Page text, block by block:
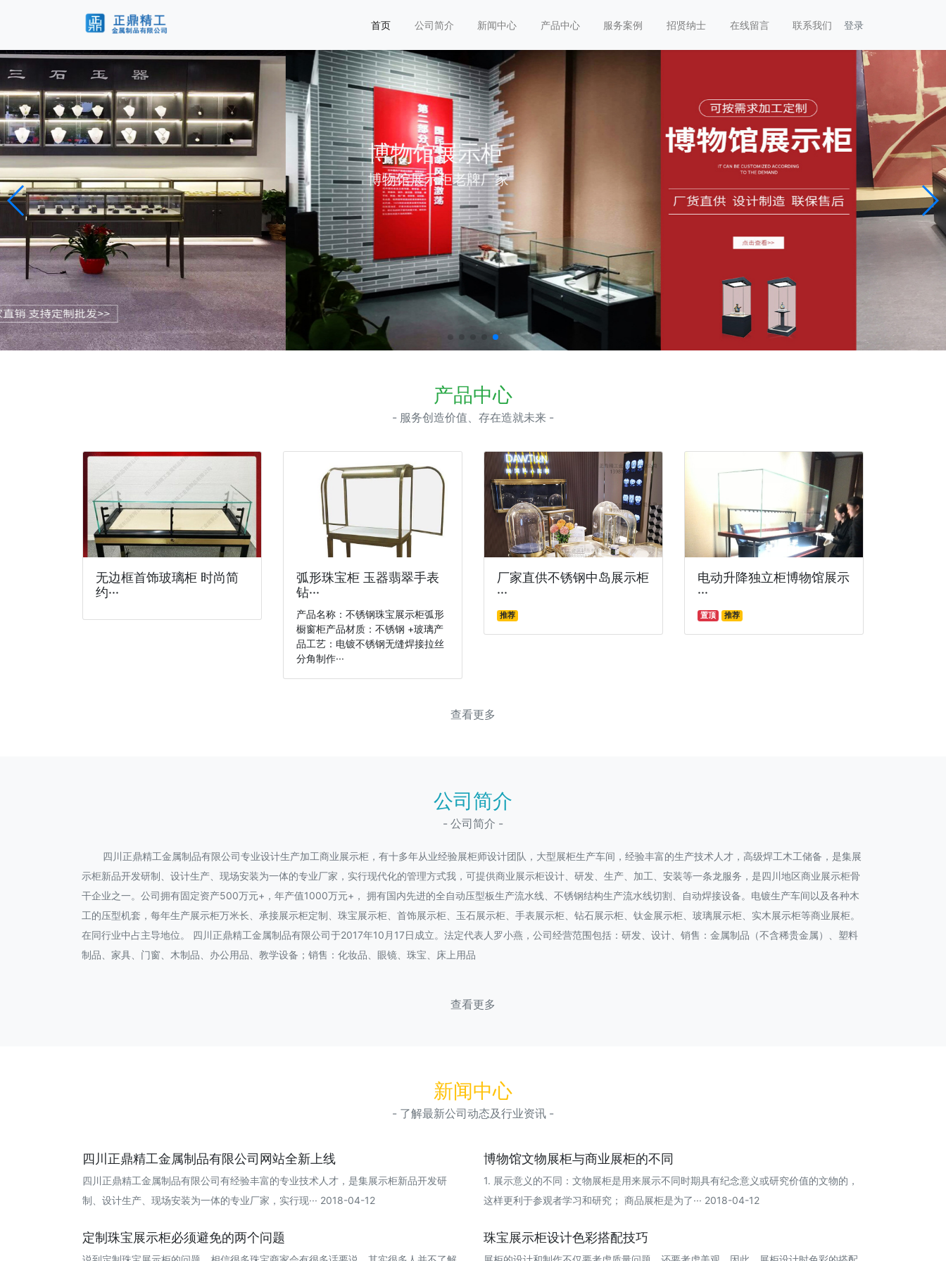
首页 公司简介 新闻中心 产品中心 服务案例 招贤纳士 在线留言 联系我们 登录
博物馆展示柜
博物馆展示柜老牌厂家
产品中心
- 服务创造价值、存在造就未来 -
无边框首饰玻璃柜 时尚简
约···
弧形珠宝柜 玉器翡翠手表
钻···
产品名称：不锈钢珠宝展示柜弧形
橱窗柜产品材质：不锈钢 +玻璃产
品工艺：电镀不锈钢无缝焊接拉丝
分角制作···
厂家直供不锈钢中岛展示柜
···
推荐
电动升降独立柜博物馆展示
···
置顶 推荐
查看更多
公司简介
- 公司简介 -
四川正鼎精工金属制品有限公司专业设计生产加工商业展示柜，有十多年从业经验展柜师设计团队，大型展柜生产车间，经验丰富的生产技术人才，高级焊工木工储备，是集展
示柜新品开发研制、设计生产、现场安装为一体的专业厂家，实行现代化的管理方式我，可提供商业展示柜设计、研发、生产、加工、安装等一条龙服务，是四川地区商业展示柜骨
干企业之一。公司拥有固定资产500万元+，年产值1000万元+， 拥有国内先进的全自动压型板生产流水线、不锈钢结构生产流水线切割、自动焊接设备。电镀生产车间以及各种木
工的压型机套，每年生产展示柜万米长、承接展示柜定制、珠宝展示柜、首饰展示柜、玉石展示柜、手表展示柜、钻石展示柜、钛金展示柜、玻璃展示柜、实木展示柜等商业展柜。
在同行业中占主导地位。 四川正鼎精工金属制品有限公司于2017年10月17日成立。法定代表人罗小燕，公司经营范围包括：研发、设计、销售：金属制品（不含稀贵金属）、塑料
制品、家具、门窗、木制品、办公用品、教学设备；销售：化妆品、眼镜、珠宝、床上用品
查看更多
新闻中心
- 了解最新公司动态及行业资讯 -
四川正鼎精工金属制品有限公司网站全新上线
四川正鼎精工金属制品有限公司有经验丰富的专业技术人才，是集展示柜新品开发研
制、设计生产、现场安装为一体的专业厂家，实行现··· 2018-04-12
博物馆文物展柜与商业展柜的不同
1. 展示意义的不同：文物展柜是用来展示不同时期具有纪念意义或研究价值的文物的，
这样更利于参观者学习和研究； 商品展柜是为了··· 2018-04-12
定制珠宝展示柜必须避免的两个问题 珠宝展示柜设计色彩搭配技巧